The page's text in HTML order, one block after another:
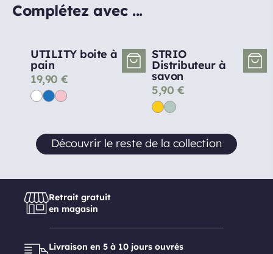
Complétez avec ...
UTILITY boite à
pain
19,90 €
STRIO
Distributeur à
savon
5,90 €
Découvrir le reste de la collection
Retrait gratuit
en magasin
Livraison en 5 à 10 jours ouvrés